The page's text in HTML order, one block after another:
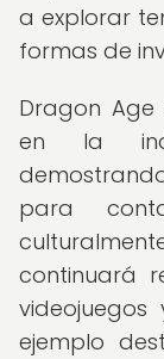
a explorar
formas de
Dragon
en la
para
continuará
ejemplo